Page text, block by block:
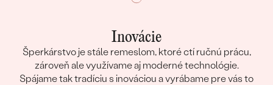
Inovácie
Šperkárstvo je stále remeslom, ktoré ctí ručnú prácu,
zároveň ale využívame aj moderné technológie.
Spájame tak tradíciu s inováciou a vyrábame pre vás to